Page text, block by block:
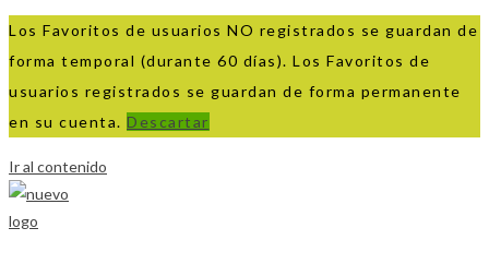
Los Favoritos de usuarios NO registrados se guardan de
forma temporal (durante 60 días). Los Favoritos de
usuarios registrados se guardan de forma permanente
en su cuenta. Descartar
Ir al contenido